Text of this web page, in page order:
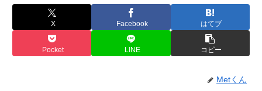
X Facebook はてブ
Pocket LINE コピー
Metくん